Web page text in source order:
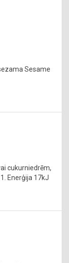
Sesame
cukurniedrēm,
Enerģija 17kJ